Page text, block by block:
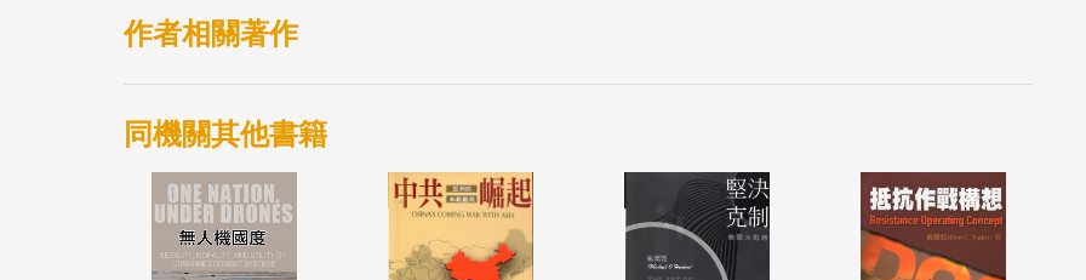
作者相關著作
同機關其他書籍